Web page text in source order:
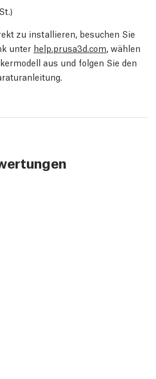
St.)
zu installieren, besuchen Sie
unter help.prusa3d.com, wählen
aus und folgen Sie den